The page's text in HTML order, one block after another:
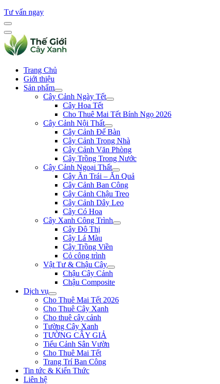
Tư vấn ngay
Trang Chủ
Giới thiệu
Sản phẩm
Cây Cảnh Ngày Tết
Cây Hoa Tết
Cho Thuê Mai Tết Bính Ngọ 2026
Cây Cảnh Nội Thất
Cây Cảnh Để Bàn
Cây Cảnh Trong Nhà
Cây Cảnh Văn Phòng
Cây Trồng Trong Nước
Cây Cảnh Ngoại Thất
Cây Ăn Trái – Ăn Quả
Cây Cảnh Ban Công
Cây Cảnh Chậu Treo
Cây Cảnh Dây Leo
Cây Có Hoa
Cây Xanh Công Trình
Cây Đô Thị
Cây Lá Màu
Cây Trồng Viền
Cỏ công trình
Vật Tư & Chậu Cây
Chậu Cây Cảnh
Chậu Composite
Dịch vụ
Cho Thuê Mai Tết 2026
Cho Thuê Cây Xanh
Cho thuê cây cảnh
Tường Cây Xanh
TƯỜNG CÂY GIẢ
Tiểu Cảnh Sân Vườn
Cho Thuê Mai Tết
Trang Trí Ban Công
Tin tức & Kiến Thức
Liên hệ